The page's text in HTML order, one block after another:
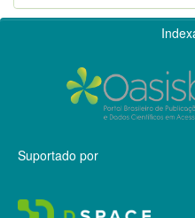
Suportado por